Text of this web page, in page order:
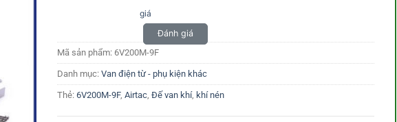
giá
Đánh giá
Mã sản phẩm: 6V200M-9F
Danh mục: Van điện từ - phụ kiện khác
Thẻ: 6V200M-9F, Airtac, Đế van khí, khí nén